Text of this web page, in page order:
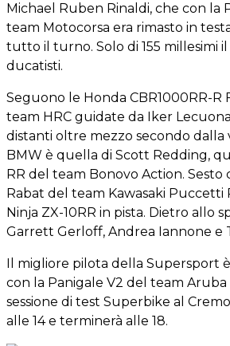
Michael Ruben Rinaldi, che con la
team Motocorsa era rimasto in
tutto il turno. Solo di 155 millesimi
ducatisti.
Seguono le Honda CBR1000RR-R
team HRC guidate da Iker
distanti oltre mezzo secondo dalla
BMW è quella di Scott Redding,
RR del team Bonovo Action. Sesto
Rabat del team Kawasaki Puccetti
Ninja ZX-10RR in pista. Dietro allo
Garrett Gerloff, Andrea Iannone e
Il migliore pilota della Supersport
con la Panigale V2 del team Aruba
sessione di test Superbike al
alle 14 e terminerà alle 18.